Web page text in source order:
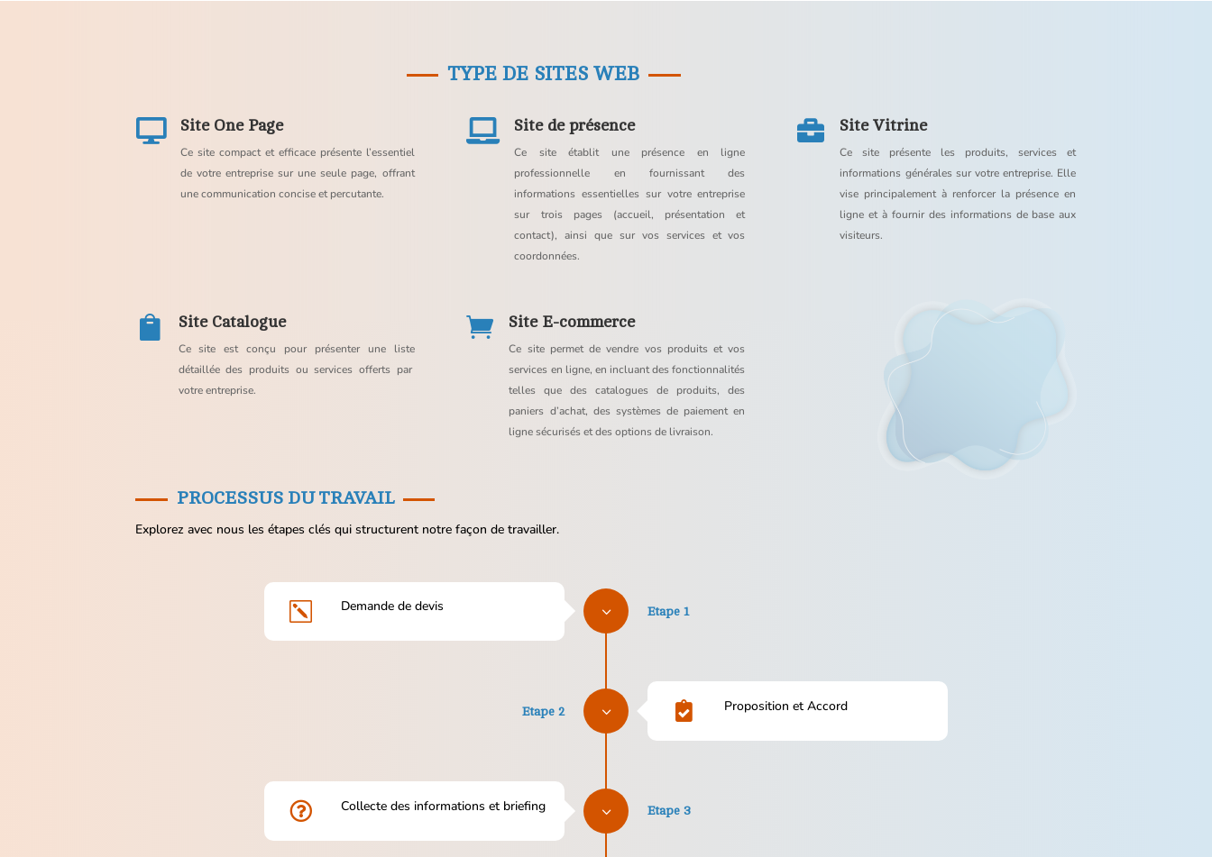
TYPE DE SITES WEB
 Site One Page
Ce site compact et efficace présente l’essentiel
de votre entreprise sur une seule page, offrant
une communication concise et percutante.
 Site de présence
Ce site établit une présence en ligne
professionnelle en fournissant des
informations essentielles sur votre entreprise
sur trois pages (accueil, présentation et
contact), ainsi que sur vos services et vos
coordonnées.
 Site Vitrine
Ce site présente les produits, services et
informations générales sur votre entreprise. Elle
vise principalement à renforcer la présence en
ligne et à fournir des informations de base aux
visiteurs.
 Site Catalogue
Ce site est conçu pour présenter une liste
détaillée des produits ou services offerts par
votre entreprise.
 Site E-commerce
Ce site permet de vendre vos produits et vos
services en ligne, en incluant des fonctionnalités
telles que des catalogues de produits, des
paniers d’achat, des systèmes de paiement en
ligne sécurisés et des options de livraison.
PROCESSUS DU TRAVAIL
Explorez avec nous les étapes clés qui structurent notre façon de travailler.
Etape 1
3
k Demande de devis
Etape 2 3  Proposition et Accord
Etape 3
3
 Collecte des informations et briefing